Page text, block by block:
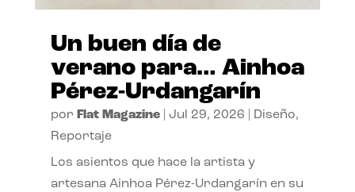
Un buen día de
verano para… Ainhoa
Pérez-Urdangarín
por Flat Magazine| Jul 29, 2026 Diseño,
Reportaje
Los asientos que hace la artista y
artesana Ainhoa Pérez-Urdangarín en su